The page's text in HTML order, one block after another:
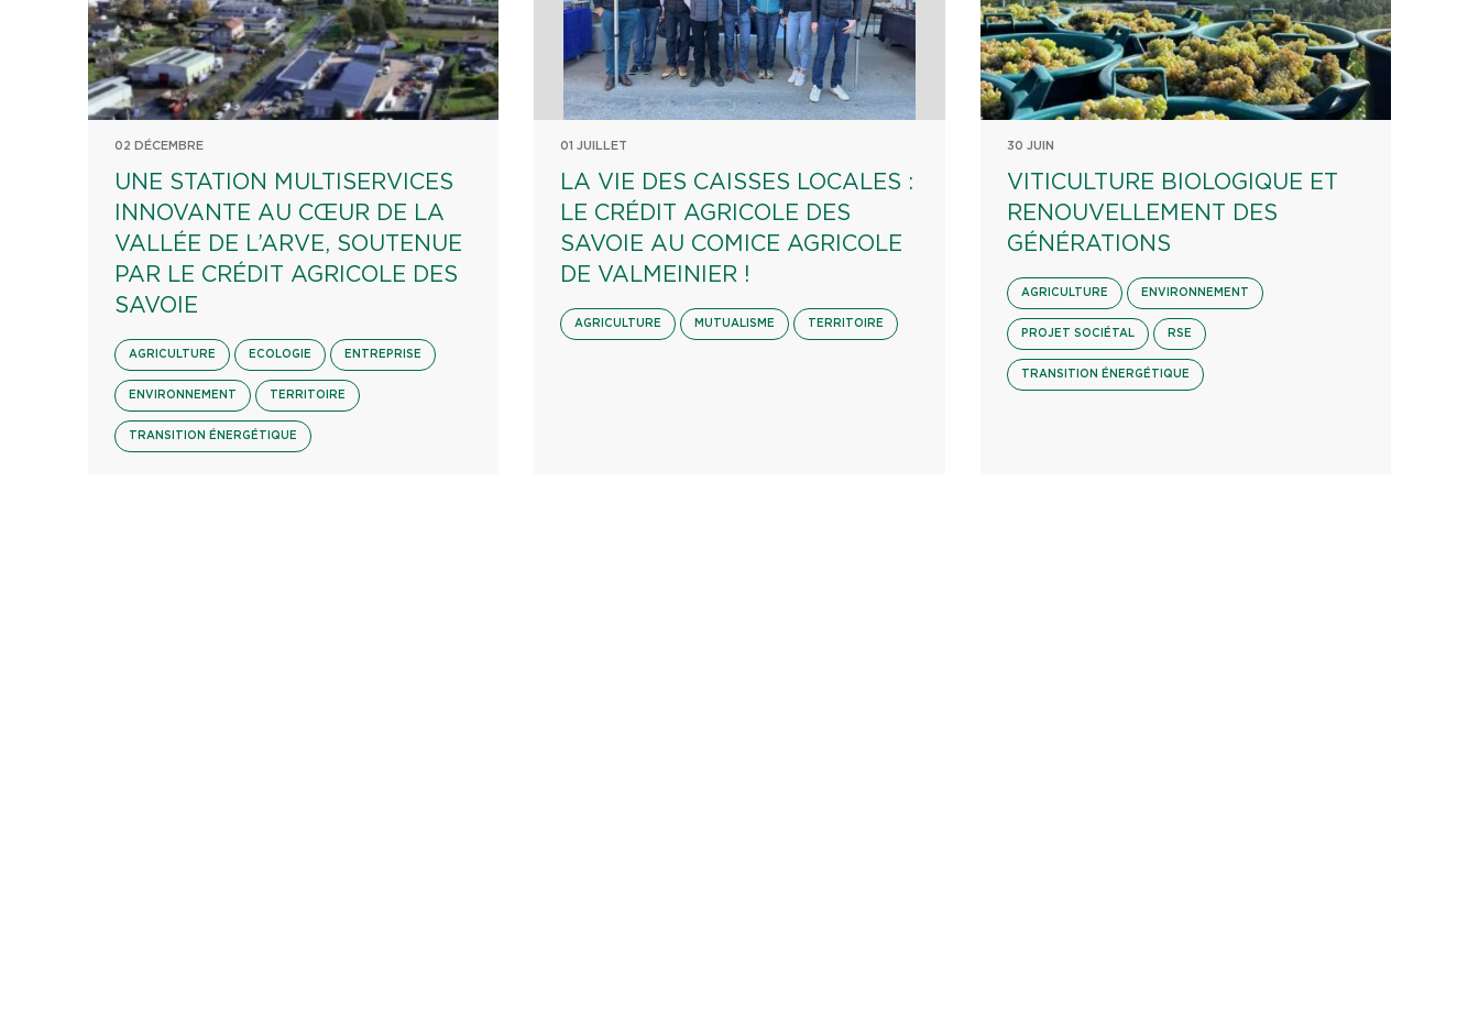
02 DÉCEMBRE
UNE STATION MULTISERVICES
INNOVANTE AU CŒUR DE LA
VALLÉE DE L’ARVE, SOUTENUE
PAR LE CRÉDIT AGRICOLE DES
SAVOIE
AGRICULTURE ECOLOGIE ENTREPRISE
ENVIRONNEMENT TERRITOIRE
TRANSITION ÉNERGÉTIQUE
01 JUILLET
LA VIE DES CAISSES LOCALES :
LE CRÉDIT AGRICOLE DES
SAVOIE AU COMICE AGRICOLE
DE VALMEINIER !
AGRICULTURE MUTUALISME TERRITOIRE
30 JUIN
VITICULTURE BIOLOGIQUE ET
RENOUVELLEMENT DES
GÉNÉRATIONS
AGRICULTURE ENVIRONNEMENT
PROJET SOCIÉTAL RSE
TRANSITION ÉNERGÉTIQUE